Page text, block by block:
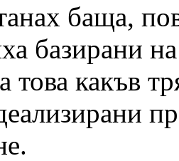
баща,
базирани
това какъв